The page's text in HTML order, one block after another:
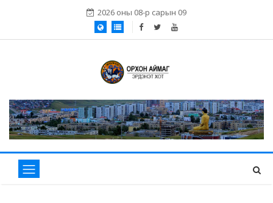
2026 оны 08-р сарын 09